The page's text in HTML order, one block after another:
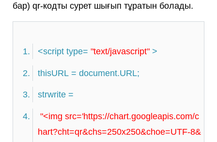
бар) qr-кодты сурет шығып тұратын болады.
<script type= "text/javascript" >
thisURL = document.URL;
strwrite =
"<img src='https://chart.googleapis.com/c
hart?cht=qr&chs=250x250&choe=UTF-8&